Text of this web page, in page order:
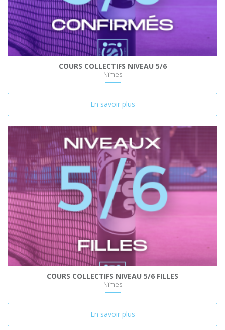
COURS COLLECTIFS NIVEAU 5/6
Nîmes
En savoir plus
COURS COLLECTIFS NIVEAU 5/6 FILLES
Nîmes
En savoir plus